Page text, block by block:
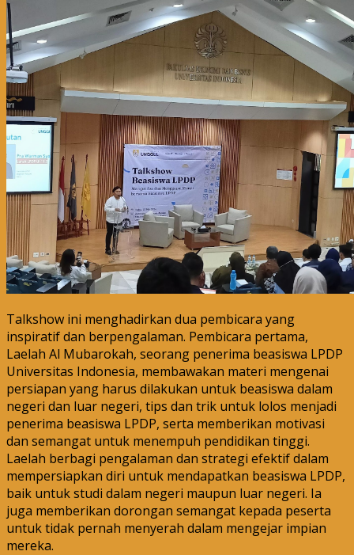
Talkshow ini menghadirkan dua pembicara yang
inspiratif dan berpengalaman. Pembicara pertama,
Laelah Al Mubarokah, seorang penerima beasiswa LPDP
Universitas Indonesia, membawakan materi mengenai
persiapan yang harus dilakukan untuk beasiswa dalam
negeri dan luar negeri, tips dan trik untuk lolos menjadi
penerima beasiswa LPDP, serta memberikan motivasi
dan semangat untuk menempuh pendidikan tinggi.
Laelah berbagi pengalaman dan strategi efektif dalam
mempersiapkan diri untuk mendapatkan beasiswa LPDP,
baik untuk studi dalam negeri maupun luar negeri. Ia
juga memberikan dorongan semangat kepada peserta
untuk tidak pernah menyerah dalam mengejar impian
mereka.